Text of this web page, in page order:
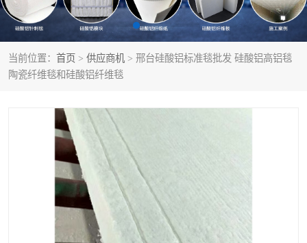
当前位置： 首页 > 供应商机 > 邢台硅酸铝标准毯批发 硅酸铝高铝毯
陶瓷纤维毯和硅酸铝纤维毯
含锆毯 硅酸铝折叠块
硅酸铝散棉 硅酸铝纤维毯
硅酸铝纤维毡
硅酸铝保温棉